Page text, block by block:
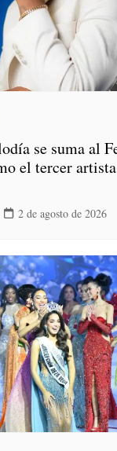
se suma al
el tercer artista
2 de agosto de 2026